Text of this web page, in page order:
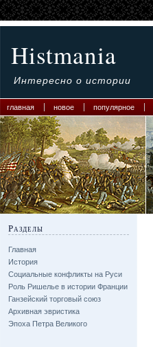
Histmania
Интересно о истории
главная новое популярное
Разделы
Главная
История
Социальные конфликты на Руси
Роль Ришелье в истории Франции
Ганзейский торговый союз
Архивная эвристика
Эпоха Петра Великого